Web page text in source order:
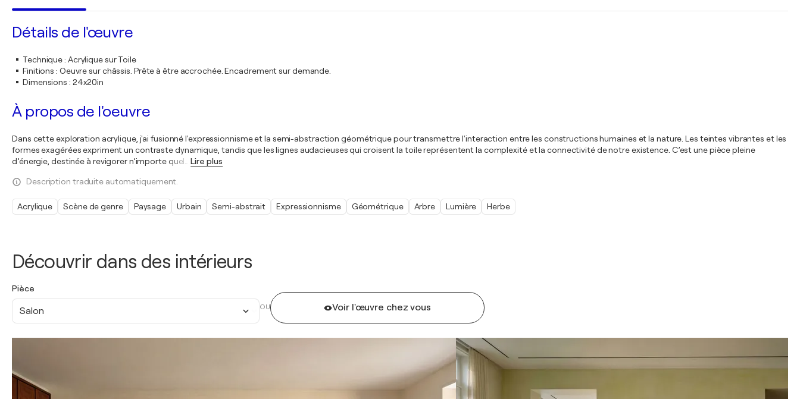
Découvrir dans des intérieurs
Pièce
Salon OU Voir l'œuvre chez vous
Détails de l'œuvre
Technique: Acrylique sur Toile
Finitions : Oeuvre sur châssis. Prête à être accrochée. Encadrement sur demande.
Dimensions : 24x20in
À propos de l'oeuvre
Dans cette exploration acrylique, j'ai fusionné l'expressionnisme et la semi-abstraction géométrique pour transmettre l'interaction entre les constructions humaines et la nature. Les teintes vibrantes et les
formes exagérées expriment un contraste dynamique, tandis que les lignes audacieuses qui croisent la toile représentent la complexité et la connectivité de notre existence. C’est une pièce pleine
d’énergie, destinée à revigorer n’importe quel
Lire plus
Description traduite automatiquement.
Acrylique Scène de genre Paysage Urbain Semi-abstrait Expressionnisme Géométrique Arbre Lumière Herbe